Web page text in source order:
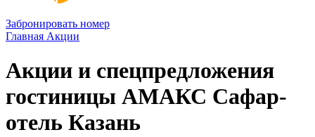
Забронировать номер
Главная Акции
Акции и спецпредложения
гостиницы АМАКС Сафар-
отель Казань